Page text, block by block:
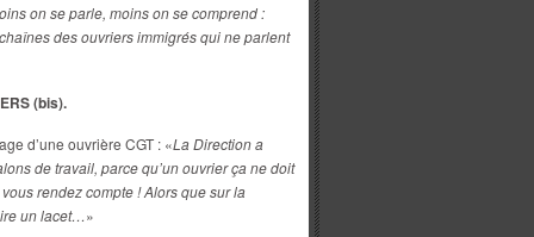
on se parle, moins on se comprend :
des ouvriers immigrés qui ne parlent
(bis).
d’une ouvrière CGT : «La Direction a
de travail, parce qu’un ouvrier ça ne doit
rendez compte ! Alors que sur la
un lacet…»